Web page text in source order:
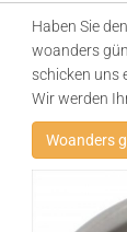
Haben Sie
woanders
schicken uns
Wir werden
Woanders